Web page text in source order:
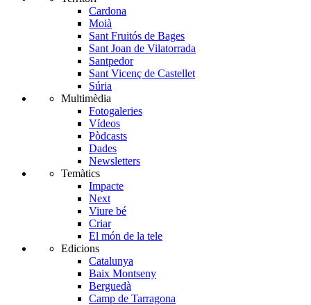
Cardona
Moià
Sant Fruitós de Bages
Sant Joan de Vilatorrada
Santpedor
Sant Vicenç de Castellet
Súria
Multimèdia
Fotogaleries
Vídeos
Pòdcasts
Dades
Newsletters
Temàtics
Impacte
Next
Viure bé
Criar
El món de la tele
Edicions
Catalunya
Baix Montseny
Berguedà
Camp de Tarragona